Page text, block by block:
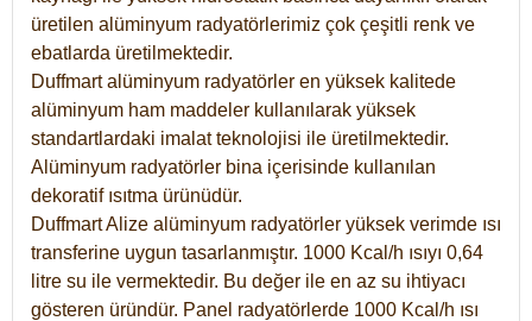
üretilen alüminyum radyatörlerimiz çok çeşitli renk ve
ebatlarda üretilmektedir.
Duffmart alüminyum radyatörler en yüksek kalitede
alüminyum ham maddeler kullanılarak yüksek
standartlardaki imalat teknolojisi ile üretilmektedir.
Alüminyum radyatörler bina içerisinde kullanılan
dekoratif ısıtma ürünüdür.
Duffmart Alize alüminyum radyatörler yüksek verimde ısı
transferine uygun tasarlanmıştır. 1000 Kcal/h ısıyı 0,64
litre su ile vermektedir. Bu değer ile en az su ihtiyacı
gösteren üründür. Panel radyatörlerde 1000 Kcal/h ısı